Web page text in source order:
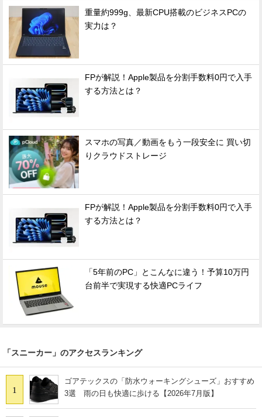
重量約999g、最新CPU搭載のビジネスPCの
実力は？
FPが解説！Apple製品を分割手数料0円で入手
する方法とは？
スマホの写真／動画をもう一段安全に 買い切
りクラウドストレージ
FPが解説！Apple製品を分割手数料0円で入手
する方法とは？
「5年前のPC」とこんなに違う！予算10万円
台前半で実現する快適PCライフ
「スニーカー」のアクセスランキング
1
ゴアテックスの「防水ウォーキングシューズ」おすすめ
3選 雨の日も快適に歩ける【2026年7月版】